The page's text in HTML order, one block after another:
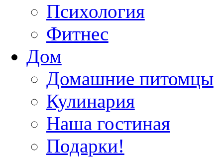
Психология
Фитнес
Дом
Домашние питомцы
Кулинария
Наша гостиная
Подарки!